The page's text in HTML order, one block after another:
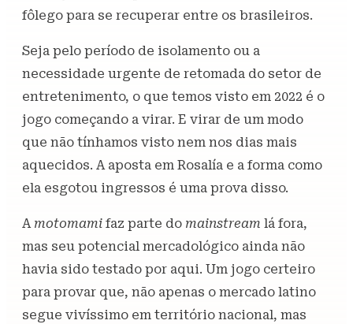
fôlego para se recuperar entre os brasileiros.
Seja pelo período de isolamento ou a
necessidade urgente de retomada do setor de
entretenimento, o que temos visto em 2022 é o
jogo começando a virar. E virar de um modo
que não tínhamos visto nem nos dias mais
aquecidos. A aposta em Rosalía e a forma como
ela esgotou ingressos é uma prova disso.
A motomami faz parte do mainstream lá fora,
mas seu potencial mercadológico ainda não
havia sido testado por aqui. Um jogo certeiro
para provar que, não apenas o mercado latino
segue vivíssimo em território nacional, mas